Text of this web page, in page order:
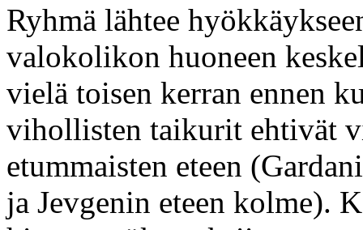
Ryhmä lähtee
valokolikon huoneen
vielä toisen kerran ennen
vihollisten taikurit ehtivät
etummaisten eteen
ja Jevgenin eteen kolme).